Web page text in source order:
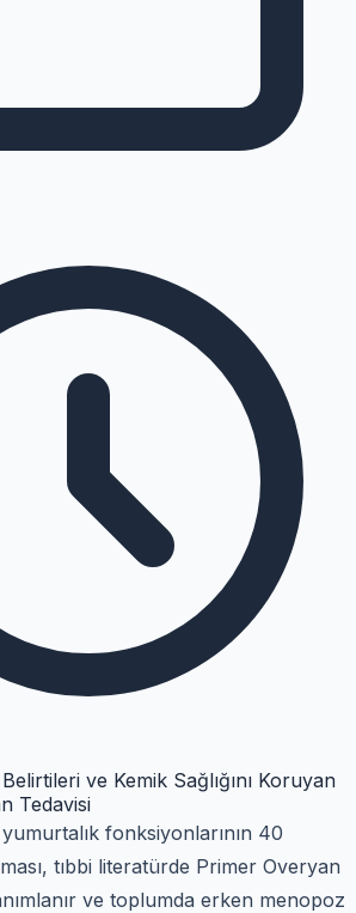
fonksiyonlarının 40
tıbbi literatürde Primer Overyan
ve toplumda erken menopoz